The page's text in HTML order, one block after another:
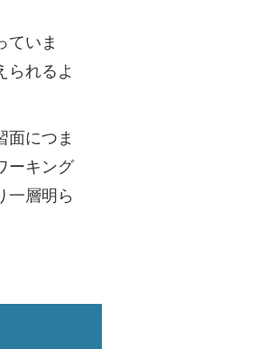
ていま
られるよ
面につま
ーキング
一層明ら